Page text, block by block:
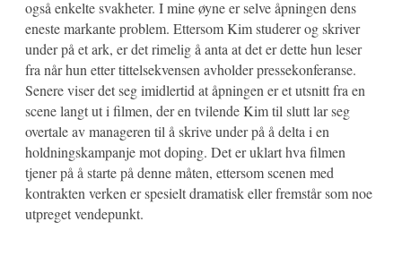
også enkelte svakheter. I mine øyne er selve åpningen dens
eneste markante problem. Ettersom Kim studerer og skriver
under på et ark, er det rimelig å anta at det er dette hun leser
fra når hun etter tittelsekvensen avholder pressekonferanse.
Senere viser det seg imidlertid at åpningen er et utsnitt fra en
scene langt ut i filmen, der en tvilende Kim til slutt lar seg
overtale av manageren til å skrive under på å delta i en
holdningskampanje mot doping. Det er uklart hva filmen
tjener på å starte på denne måten, ettersom scenen med
kontrakten verken er spesielt dramatisk eller fremstår som noe
utpreget vendepunkt.